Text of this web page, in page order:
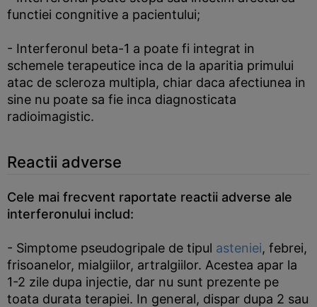
functiei congnitive a pacientului;
- Interferonul beta-1 a poate fi integrat in
schemele terapeutice inca de la aparitia primului
atac de scleroza multipla, chiar daca afectiunea in
sine nu poate sa fie inca diagnosticata
radioimagistic.
Reactii adverse
Cele mai frecvent raportate reactii adverse ale
interferonului includ:
- Simptome pseudogripale de tipul asteniei, febrei,
frisoanelor, mialgiilor, artralgiilor. Acestea apar la
1-2 zile dupa injectie, dar nu sunt prezente pe
toata durata terapiei. In general, dispar dupa 2 sau